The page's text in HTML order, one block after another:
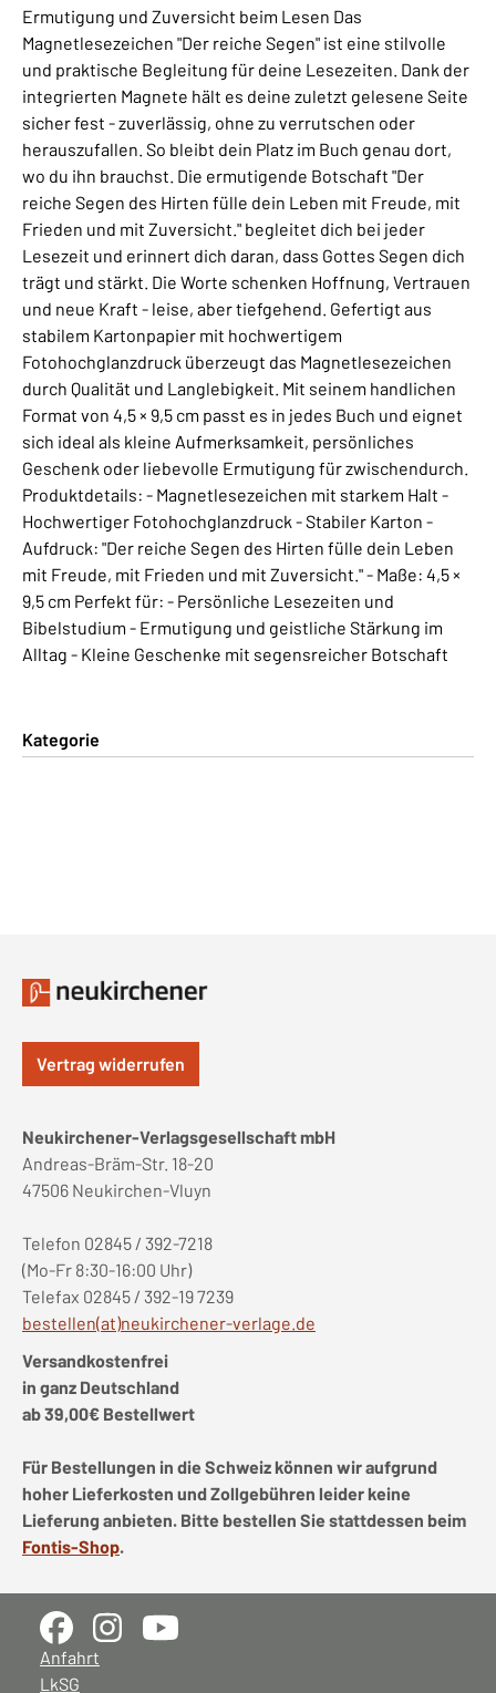
Ermutigung und Zuversicht beim Lesen Das
Magnetlesezeichen "Der reiche Segen" ist eine stilvolle
und praktische Begleitung für deine Lesezeiten. Dank der
integrierten Magnete hält es deine zuletzt gelesene Seite
sicher fest - zuverlässig, ohne zu verrutschen oder
herauszufallen. So bleibt dein Platz im Buch genau dort,
wo du ihn brauchst. Die ermutigende Botschaft "Der
reiche Segen des Hirten fülle dein Leben mit Freude, mit
Frieden und mit Zuversicht." begleitet dich bei jeder
Lesezeit und erinnert dich daran, dass Gottes Segen dich
trägt und stärkt. Die Worte schenken Hoffnung, Vertrauen
und neue Kraft - leise, aber tiefgehend. Gefertigt aus
stabilem Kartonpapier mit hochwertigem
Fotohochglanzdruck überzeugt das Magnetlesezeichen
durch Qualität und Langlebigkeit. Mit seinem handlichen
Format von 4,5 × 9,5 cm passt es in jedes Buch und eignet
sich ideal als kleine Aufmerksamkeit, persönliches
Geschenk oder liebevolle Ermutigung für zwischendurch.
Produktdetails: - Magnetlesezeichen mit starkem Halt -
Hochwertiger Fotohochglanzdruck - Stabiler Karton -
Aufdruck: "Der reiche Segen des Hirten fülle dein Leben
mit Freude, mit Frieden und mit Zuversicht." - Maße: 4,5 ×
9,5 cm Perfekt für: - Persönliche Lesezeiten und
Bibelstudium - Ermutigung und geistliche Stärkung im
Alltag - Kleine Geschenke mit segensreicher Botschaft
Kategorie
Vertrag widerrufen
Neukirchener-Verlagsgesellschaft mbH
Andreas-Bräm-Str. 18-20
47506 Neukirchen-Vluyn
Telefon 02845 / 392-7218
(Mo-Fr 8:30-16:00 Uhr)
Telefax 02845 / 392-19 7239
bestellen(at)neukirchener-verlage.de
Versandkostenfrei
in ganz Deutschland
ab 39,00€ Bestellwert
Für Bestellungen in die Schweiz können wir aufgrund
hoher Lieferkosten und Zollgebühren leider keine
Lieferung anbieten. Bitte bestellen Sie stattdessen beim
Fontis-Shop.
Anfahrt
LkSG